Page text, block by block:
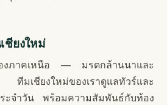
ชียงใหม่
งภาคเหนือ — มรดกล้านนาและ
มเชียงใหม่ของเราดูแลทัวร์และ
ระจำวัน พร้อมความสัมพันธ์กับท้อง